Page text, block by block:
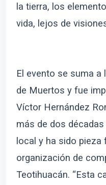
la tierra, los
vida, lejos de
El evento se suma a
de Muertos y fue
Víctor Hernández
más de dos
local y ha sido pieza
organización de
Teotihuacán. “Esta